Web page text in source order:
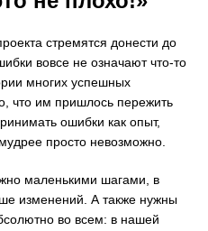
стремятся донести до
вовсе не означают что-то
многих успешных
что им пришлось пережить
ошибки как опыт,
просто невозможно.
маленькими шагами, в
изменений. А также нужны
во всем: в нашей